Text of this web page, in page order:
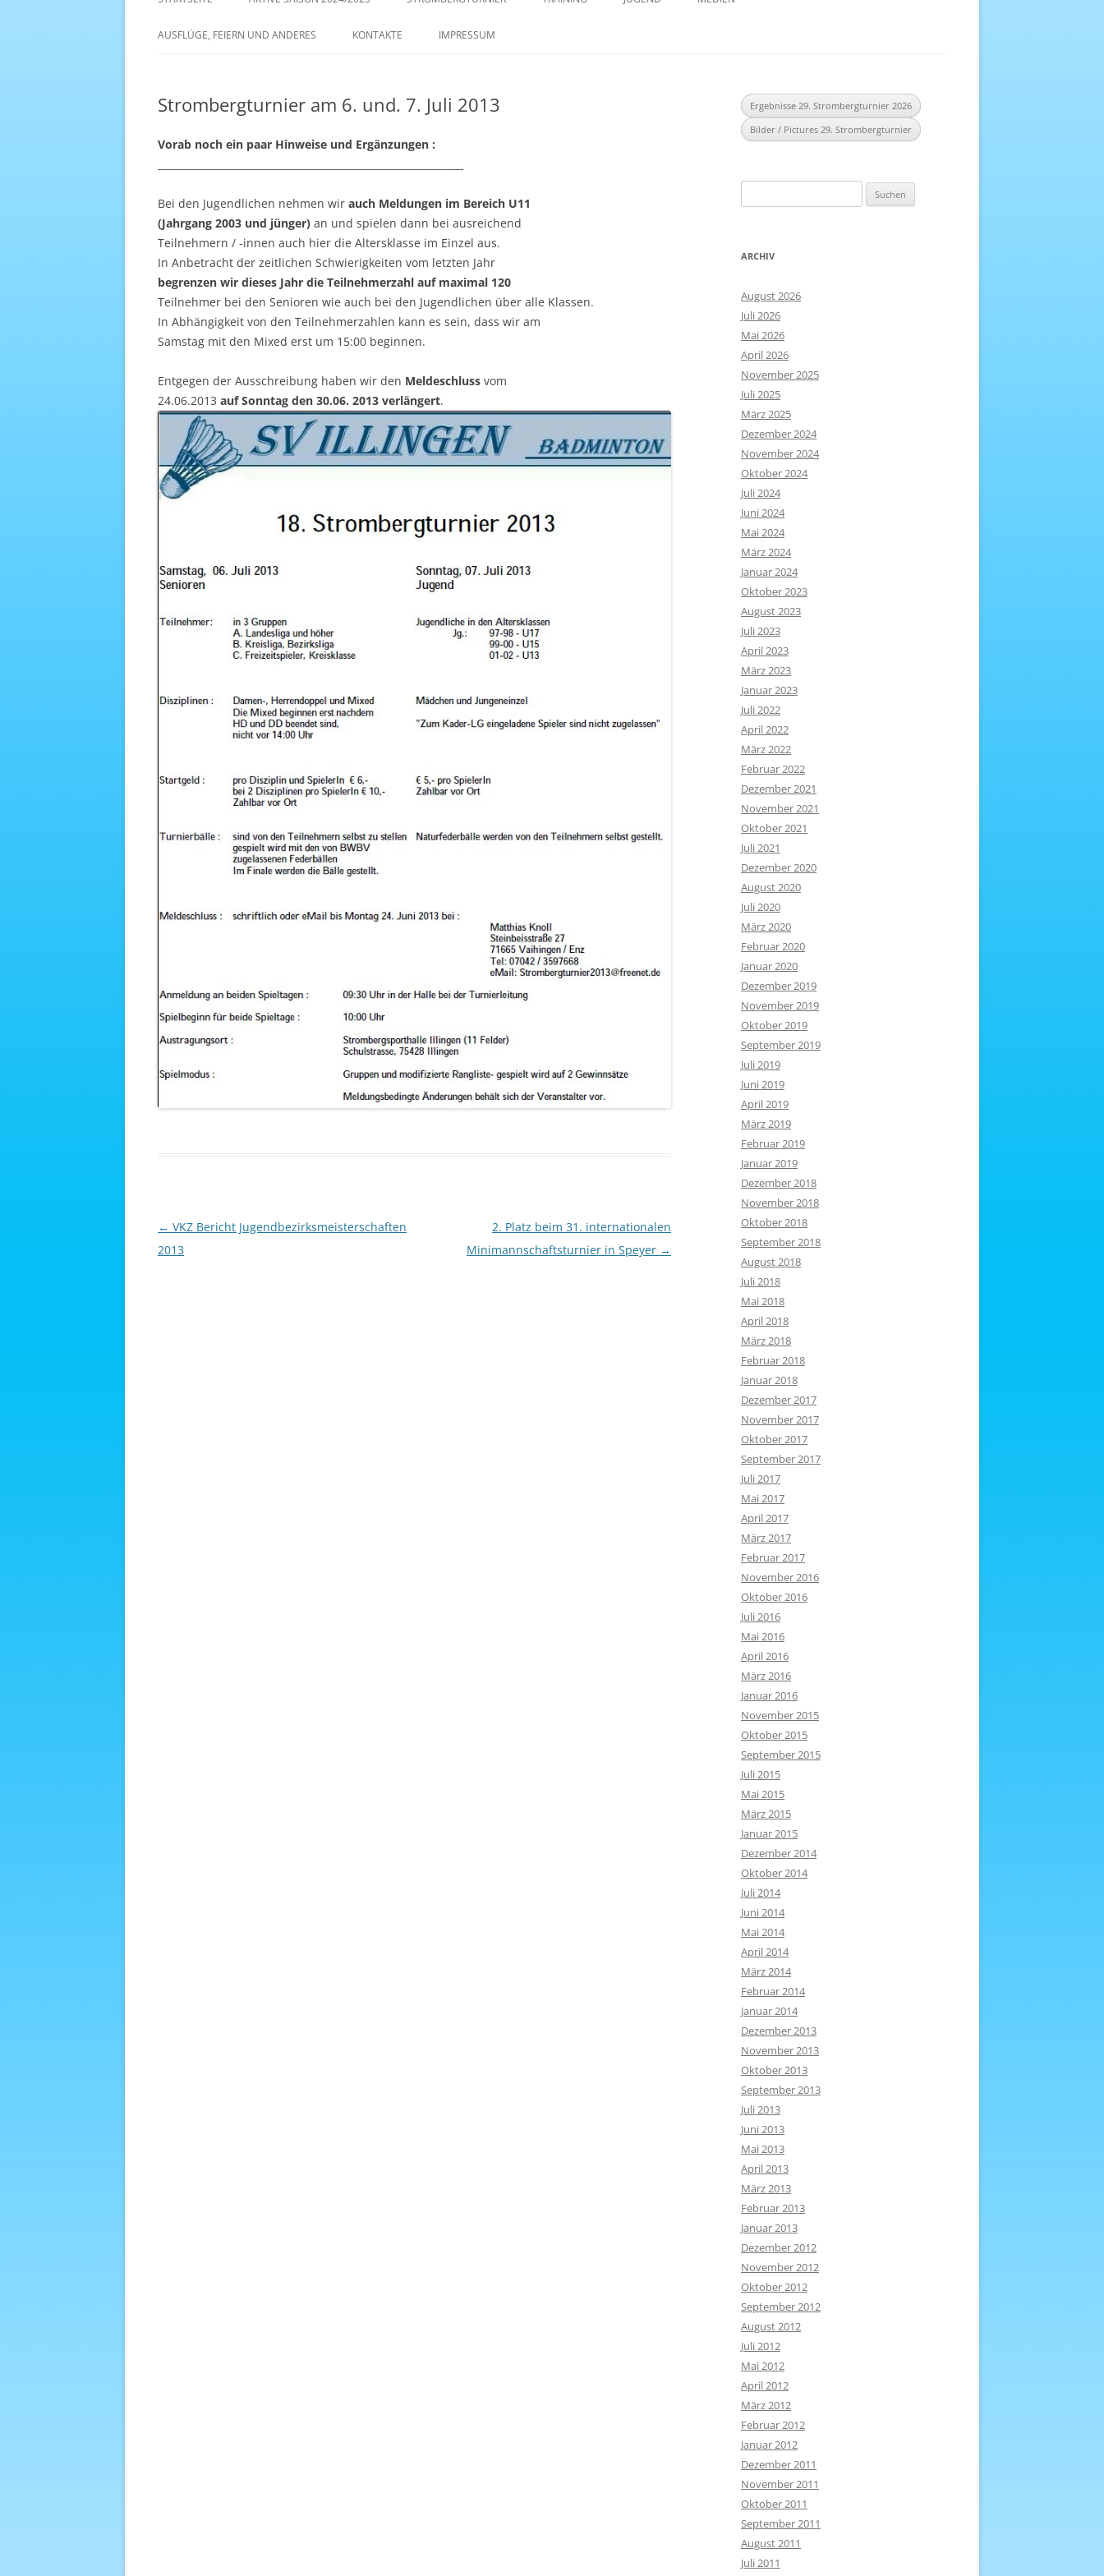
AKTIVE SAISON 2022/23
SAISON 2023 – MANNSCHAFTEN –
29. STROMBERGTURNIER 2026
27. STROMBERGTURNIER 2024
25. STROMBERTURNIER 2022
AUSFLÜGE, FEIERN UND ANDERES KONTAKTE IMPRESSUM
Strombergturnier am 6. und. 7. Juli 2013
Vorab noch ein paar Hinweise und Ergänzungen :
Bei den Jugendlichen nehmen wir auch Meldungen im Bereich U11
(Jahrgang 2003 und jünger) an und spielen dann bei ausreichend
Teilnehmern / -innen auch hier die Altersklasse im Einzel aus.
In Anbetracht der zeitlichen Schwierigkeiten vom letzten Jahr
begrenzen wir dieses Jahr die Teilnehmerzahl auf maximal 120
Teilnehmer bei den Senioren wie auch bei den Jugendlichen über alle Klassen.
In Abhängigkeit von den Teilnehmerzahlen kann es sein, dass wir am
Samstag mit den Mixed erst um 15:00 beginnen.
Entgegen der Ausschreibung haben wir den Meldeschluss vom
24.06.2013 auf Sonntag den 30.06. 2013 verlängert.
Beitragsnavigation
← VKZ Bericht Jugendbezirksmeisterschaften
2013
2. Platz beim 31. internationalen
Minimannschaftsturnier in Speyer →
Ergebnisse 29. Strombergturnier 2026
Bilder / Pictures 29. Strombergturnier
nach:
ARCHIV
August 2026
Juli 2026
Mai 2026
April 2026
November 2025
Juli 2025
März 2025
Dezember 2024
November 2024
Oktober 2024
Juli 2024
Juni 2024
Mai 2024
März 2024
Januar 2024
Oktober 2023
August 2023
Juli 2023
April 2023
März 2023
Januar 2023
Juli 2022
April 2022
März 2022
Februar 2022
Dezember 2021
November 2021
Oktober 2021
Juli 2021
Dezember 2020
August 2020
Juli 2020
März 2020
Februar 2020
Januar 2020
Dezember 2019
November 2019
Oktober 2019
September 2019
Juli 2019
Juni 2019
April 2019
März 2019
Februar 2019
Januar 2019
Dezember 2018
November 2018
Oktober 2018
September 2018
August 2018
Juli 2018
Mai 2018
April 2018
März 2018
Februar 2018
Januar 2018
Dezember 2017
November 2017
Oktober 2017
September 2017
Juli 2017
Mai 2017
April 2017
März 2017
Februar 2017
November 2016
Oktober 2016
Juli 2016
Mai 2016
April 2016
März 2016
Januar 2016
November 2015
Oktober 2015
September 2015
Juli 2015
Mai 2015
März 2015
Januar 2015
Dezember 2014
Oktober 2014
Juli 2014
Juni 2014
Mai 2014
April 2014
März 2014
Februar 2014
Januar 2014
Dezember 2013
November 2013
Oktober 2013
September 2013
Juli 2013
Juni 2013
Mai 2013
April 2013
März 2013
Februar 2013
Januar 2013
Dezember 2012
November 2012
Oktober 2012
September 2012
August 2012
Juli 2012
Mai 2012
April 2012
März 2012
Februar 2012
Januar 2012
Dezember 2011
November 2011
Oktober 2011
September 2011
August 2011
Juli 2011